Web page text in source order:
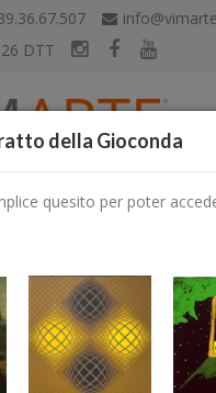
DTT
della Gioconda
quesito per poter